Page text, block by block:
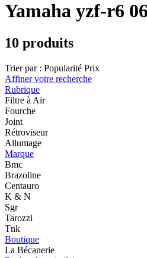
Yamaha yzf-r6
10 produits
Trier par : Popularité Prix
Affiner votre recherche
Rubrique
Filtre à Air
Fourche
Joint
Rétroviseur
Allumage
Marque
Bmc
Brazoline
Centauro
K & N
Sgr
Tarozzi
Tnk
Boutique
La Bécanerie